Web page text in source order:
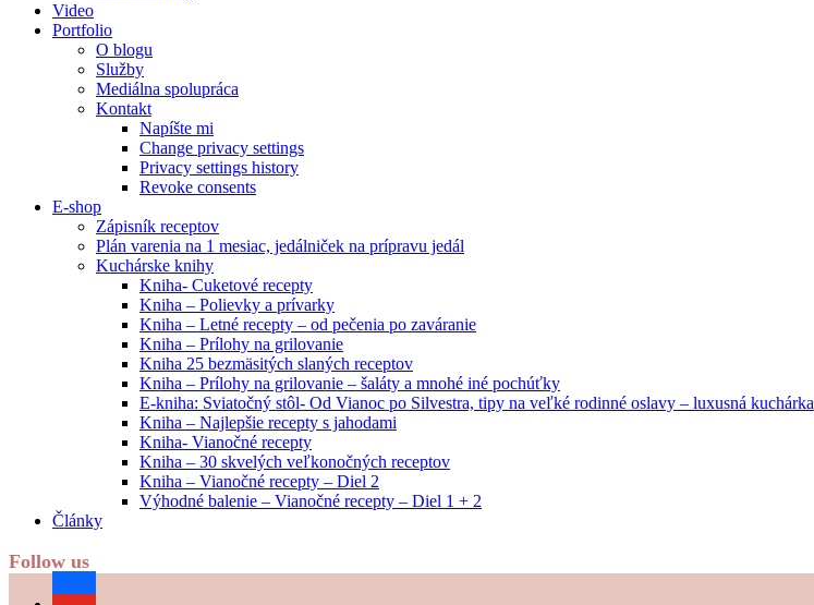
Video
Portfolio
O blogu
Služby
Mediálna spolupráca
Kontakt
Napíšte mi
Change privacy settings
Privacy settings history
Revoke consents
E-shop
Zápisník receptov
Plán varenia na 1 mesiac, jedálniček na prípravu jedál
Kuchárske knihy
Kniha- Cuketové recepty
Kniha – Polievky a prívarky
Kniha – Letné recepty – od pečenia po zaváranie
Kniha – Prílohy na grilovanie
Kniha 25 bezmäsitých slaných receptov
Kniha – Prílohy na grilovanie – šaláty a mnohé iné pochúťky
E-kniha: Sviatočný stôl- Od Vianoc po Silvestra, tipy na veľké rodinné oslavy – luxusná kuchárka
Kniha – Najlepšie recepty s jahodami
Kniha- Vianočné recepty
Kniha – 30 skvelých veľkonočných receptov
Kniha – Vianočné recepty – Diel 2
Výhodné balenie – Vianočné recepty – Diel 1 + 2
Články
Follow us